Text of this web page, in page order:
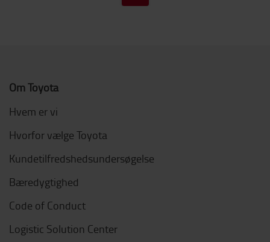
Om Toyota
Hvem er vi
Hvorfor vælge Toyota
Kundetilfredshedsundersøgelse
Bæredygtighed
Code of Conduct
Logistic Solution Center